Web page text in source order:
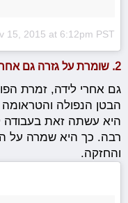
15, 2015 at 6:12pm PST
2. שומרת על גזרה גם אחרי לידה
גם אחרי לידה, זמרת
הבטן הנפולה
היא עשתה זאת בעבודה
רבה. כך היא שמרה על
והחזקה.